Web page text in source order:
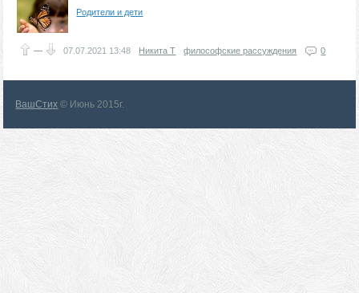
Родители и дети
— 07.07.2021 13:48 Никита Т философские рассуждения 0
ВашСтих © Июнь 2015г.